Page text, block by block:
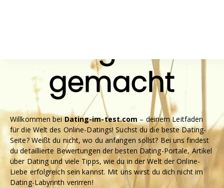
Dating leicht
gemacht
Willkommen beiDating-im-test.com – deinem Leitfaden
für die Welt des Online-Datings! Suchst du die beste Dating-
Seite? Weißt du nicht, wo du anfangen sollst? Bei uns findest
du detaillierte Bewertungen der besten Dating-Portale, Artikel
über Dating und viele Tipps, wie du in der Welt der Online-
Liebe erfolgreich sein kannst. Mit uns wirst du dich nicht im
Dating-Labyrinth verirren!